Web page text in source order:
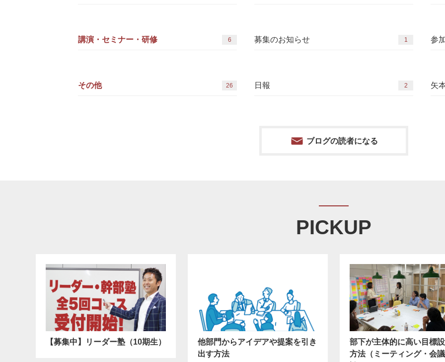
講演・セミナー・研修 6 募集のお知らせ 1 参
その他 26 日報 2 矢
ブログの読者になる
PICKUP
【募集中】リーダー塾（10期生）
他部門からアイデアや提案を引き
出す方法
部下が主体的に高い目標
方法（ミーティング・会